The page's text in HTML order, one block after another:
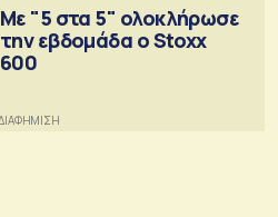
Με "5 στα 5" ολοκλήρωσε
την εβδομάδα ο Stoxx
600